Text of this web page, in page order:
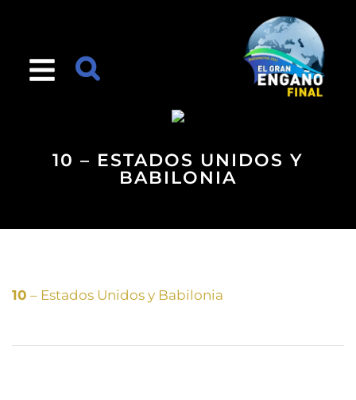
10 – ESTADOS UNIDOS Y
BABILONIA
10 – Estados Unidos y Babilonia